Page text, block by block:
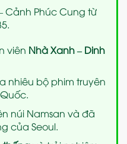
Cảnh Phúc Cung từ
viên Nhà Xanh – Dinh
nhiêu bộ phim truyên
núi Namsan và đã
của Seoul.